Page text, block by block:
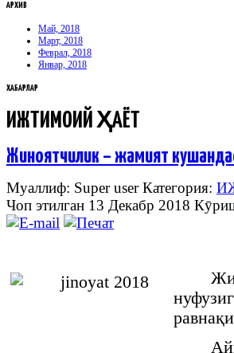
АРХИВ
Май, 2018
Март, 2018
Феврал, 2018
Январ, 2018
ХАБАРЛАР
ИЖТИМОИЙ ҲАЁТ
Жиноятчилик – жамият
Муаллиф: Super userКатегория:
Чоп этилган 13 Декабр 2018